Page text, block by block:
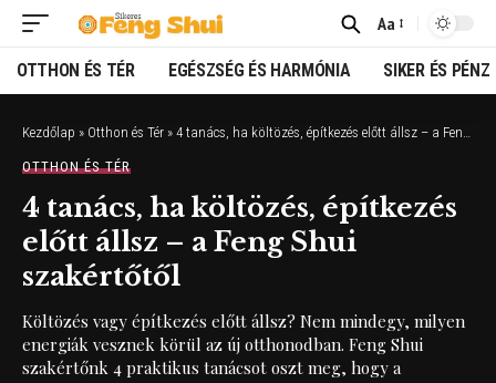
Font
Resizer
Aa
OTTHON ÉS TÉR EGÉSZSÉG ÉS HARMÓNIA SIKER ÉS PÉNZ
Kezdőlap » Otthon és Tér » 4 tanács, ha költözés, építkezés előtt állsz – a Feng Shui szakértőtől
OTTHON ÉS TÉR
4 tanács, ha költözés, építkezés
előtt állsz – a Feng Shui
szakértőtől
Költözés vagy építkezés előtt állsz? Nem mindegy, milyen
energiák vesznek körül az új otthonodban. Feng Shui
szakértőnk 4 praktikus tanácsot oszt meg, hogy a